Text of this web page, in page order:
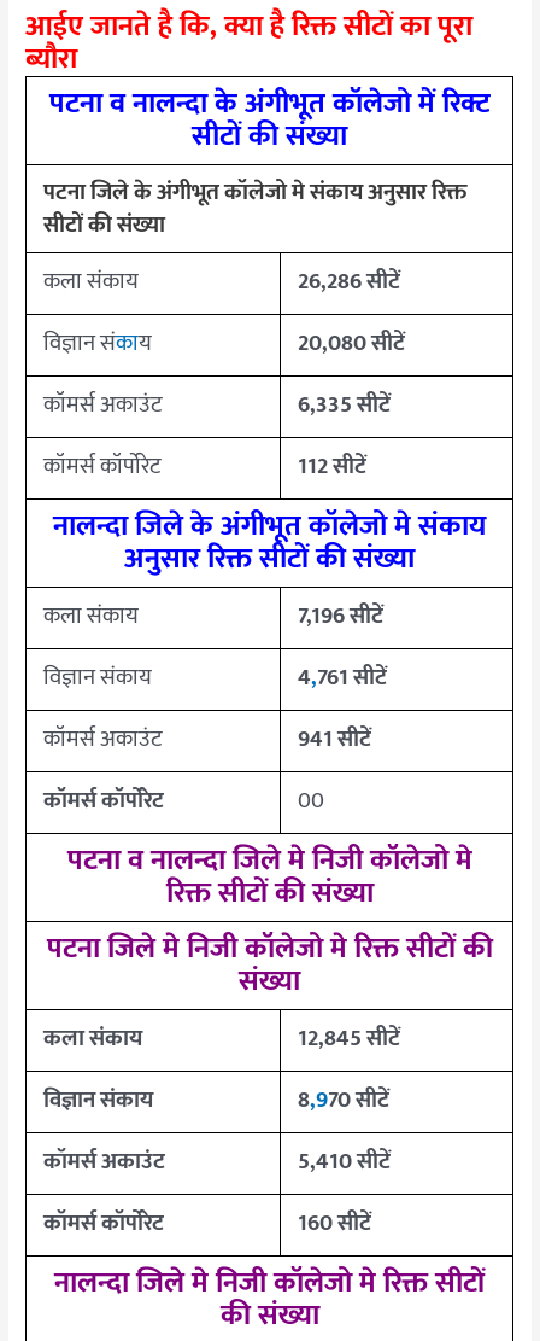
आईए जानते है कि, क्या है रिक्त सीटों का पूरा
ब्यौरा
पटना व नालन्दा के अंगीभूत कॉलेजो में रिक्ट
सीटों की संख्या
पटना जिले के अंगीभूत कॉलेजो मे संकाय अनुसार रिक्त
सीटों की संख्या
कला संकाय
26,286 सीटें
विज्ञान संकाय
20,080 सीटें
कॉमर्स अकाउंट
6,335 सीटें
कॉमर्स कॉर्पोरेट
112 सीटें
नालन्दा जिले के अंगीभूत कॉलेजो मे संकाय
अनुसार रिक्त सीटों की संख्या
कला संकाय
7,196 सीटें
विज्ञान संकाय
4,761 सीटें
कॉमर्स अकाउंट
941 सीटें
कॉमर्स कॉर्पोरेट
00
पटना व नालन्दा जिले मे निजी कॉलेजो मे
रिक्त सीटों की संख्या
पटना जिले मे निजी कॉलेजो मे रिक्त सीटों की
संख्या
कला संकाय
12,845 सीटें
विज्ञान संकाय
8,970 सीटें
कॉमर्स अकाउंट
5,410 सीटें
कॉमर्स कॉर्पोरेट
160 सीटें
नालन्दा जिले मे निजी कॉलेजो मे रिक्त सीटों
की संख्या